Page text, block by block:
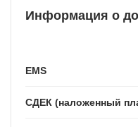
Информация о
EMS
СДЕК (наложенный